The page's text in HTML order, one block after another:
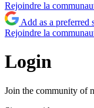
Rejoindre la
Add as a preferred
Rejoindre la
Login
Join the community of